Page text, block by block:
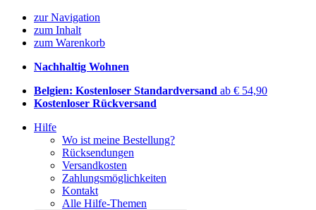
zur Navigation
zum Inhalt
zum Warenkorb
Nachhaltig Wohnen
Belgien: Kostenloser Standardversand ab € 54,90
Kostenloser Rückversand
Hilfe
Wo ist meine Bestellung?
Rücksendungen
Versandkosten
Zahlungsmöglichkeiten
Kontakt
Alle Hilfe-Themen